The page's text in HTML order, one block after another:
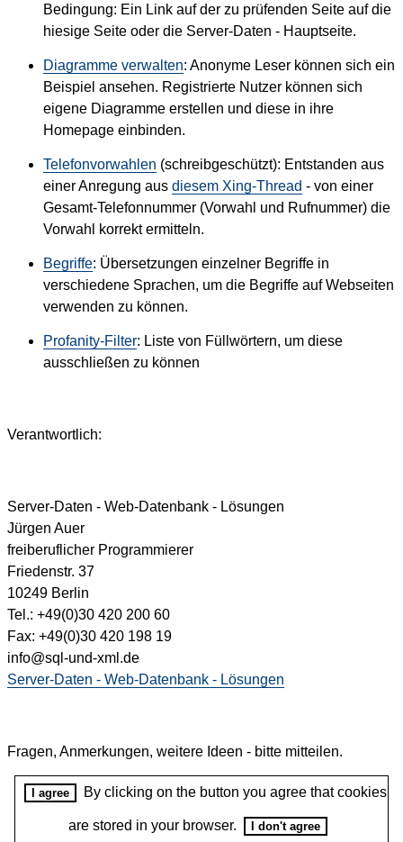
Bedingung: Ein Link auf der zu prüfenden Seite auf die
hiesige Seite oder die Server-Daten - Hauptseite.
Diagramme verwalten: Anonyme Leser können sich ein
Beispiel ansehen. Registrierte Nutzer können sich
eigene Diagramme erstellen und diese in ihre
Homepage einbinden.
Telefonvorwahlen (schreibgeschützt): Entstanden aus
einer Anregung aus diesem Xing-Thread - von einer
Gesamt-Telefonnummer (Vorwahl und Rufnummer) die
Vorwahl korrekt ermitteln.
Begriffe: Übersetzungen einzelner Begriffe in
verschiedene Sprachen, um die Begriffe auf Webseiten
verwenden zu können.
Profanity-Filter: Liste von Füllwörtern, um diese
ausschließen zu können
Verantwortlich:
Server-Daten - Web-Datenbank - Lösungen
Jürgen Auer
freiberuflicher Programmierer
Friedenstr. 37
10249 Berlin
Tel.: +49(0)30 420 200 60
Fax: +49(0)30 420 198 19
info@sql-und-xml.de
Server-Daten - Web-Datenbank - Lösungen
Fragen, Anmerkungen, weitere Ideen - bitte mitteilen.
I agree By clicking on the button you agree that cookies
are stored in your browser. I don't agree